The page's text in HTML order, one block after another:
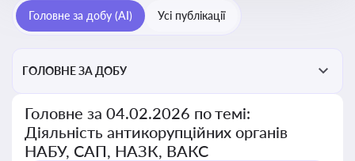
у державному управлінні та бізнесі
Головне за добу (AI) Усі публікації
ГОЛОВНЕ ЗА ДОБУ
Головне за 04.02.2026 по темі:
Діяльність антикорупційних органів
НАБУ, САП, НАЗК, ВАКС